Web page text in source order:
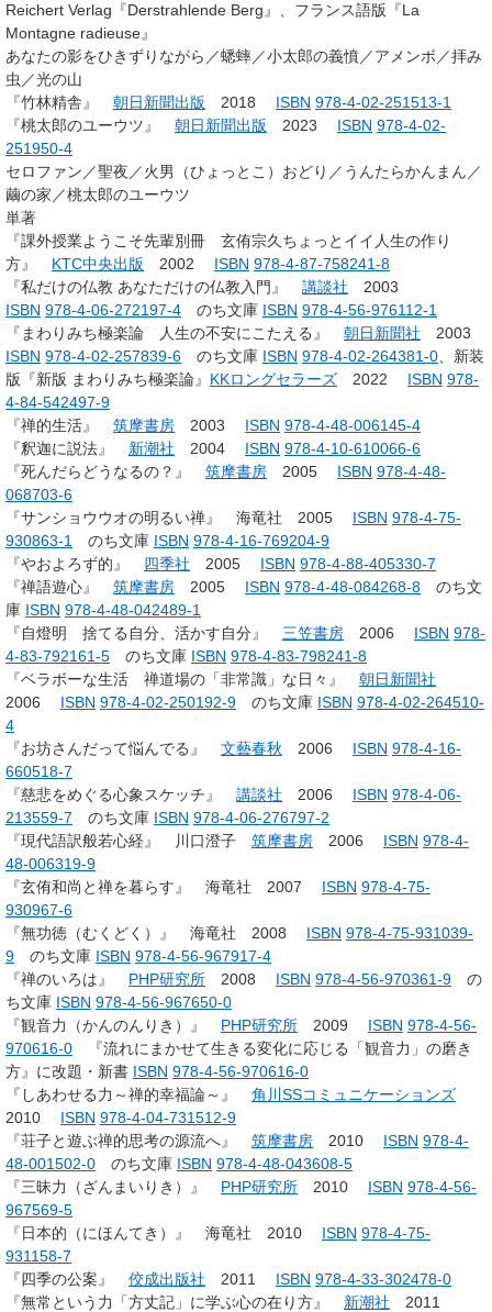
Reichert Verlag『Derstrahlende Berg』、フランス語版『La
Montagne radieuse』
あなたの影をひきずりながら／蟋蟀／小太郎の義憤／アメンボ／拝み
虫／光の山
『竹林精舎』 朝日新聞出版 2018 ISBN 978-4-02-251513-1
『桃太郎のユーウツ』 朝日新聞出版 2023 ISBN 978-4-02-
251950-4
セロファン／聖夜／火男（ひょっとこ）おどり／うんたらかんまん／
繭の家／桃太郎のユーウツ
単著
『課外授業ようこそ先輩別冊 玄侑宗久ちょっとイイ人生の作り
方』 KTC中央出版 2002 ISBN 978-4-87-758241-8
『私だけの仏教 あなただけの仏教入門』 講談社 2003
ISBN 978-4-06-272197-4 のち文庫 ISBN 978-4-56-976112-1
『まわりみち極楽論 人生の不安にこたえる』 朝日新聞社 2003
ISBN 978-4-02-257839-6 のち文庫 ISBN 978-4-02-264381-0 、新装
版『新版 まわりみち極楽論』 KKロングセラーズ 2022 ISBN 978-
4-84-542497-9
『禅的生活』 筑摩書房 2003 ISBN 978-4-48-006145-4
『釈迦に説法』 新潮社 2004 ISBN 978-4-10-610066-6
『死んだらどうなるの？』 筑摩書房 2005 ISBN 978-4-48-
068703-6
『サンショウウオの明るい禅』 海竜社 2005 ISBN 978-4-75-
930863-1
のち文庫 ISBN 978-4-16-769204-9
『やおよろず的』 四季社 2005 ISBN 978-4-88-405330-7
『禅語遊心』 筑摩書房 2005 ISBN 978-4-48-084268-8 のち文
庫 ISBN 978-4-48-042489-1
『自燈明 捨てる自分、活かす自分』 三笠書房 2006 ISBN 978-
4-83-792161-5 のち文庫 ISBN 978-4-83-798241-8
『ベラボーな生活 禅道場の「非常識」な日々』 朝日新聞社
2006 ISBN 978-4-02-250192-9 のち文庫 ISBN 978-4-02-264510-
4
『お坊さんだって悩んでる』 文藝春秋 2006 ISBN 978-4-16-
660518-7
『慈悲をめぐる心象スケッチ』 講談社 2006 ISBN 978-4-06-
213559-7 のち文庫 ISBN 978-4-06-276797-2
『現代語訳般若心経』 川口澄子 筑摩書房 2006 ISBN 978-4-
48-006319-9
『玄侑和尚と禅を暮らす』 海竜社 2007 ISBN 978-4-75-
930967-6
『無功徳（むくどく）』 海竜社 2008 ISBN 978-4-75-931039-
9 のち文庫 ISBN 978-4-56-967917-4
『禅のいろは』 PHP研究所 2008 ISBN 978-4-56-970361-9 の
ち文庫 ISBN 978-4-56-967650-0
『観音力（かんのんりき）』 PHP研究所 2009 ISBN 978-4-56-
970616-0 『流れにまかせて生きる変化に応じる「観音力」の磨き
方』に改題・新書 ISBN 978-4-56-970616-0
『しあわせる力～禅的幸福論～』 角川SSコミュニケーションズ
2010 ISBN 978-4-04-731512-9
『荘子と遊ぶ禅的思考の源流へ』 筑摩書房 2010 ISBN 978-4-
48-001502-0 のち文庫 ISBN 978-4-48-043608-5
『三昧力（ざんまいりき）』 PHP研究所 2010 ISBN 978-4-56-
967569-5
『日本的（にほんてき）』 海竜社 2010 ISBN 978-4-75-
931158-7
『四季の公案』 佼成出版社 2011 ISBN 978-4-33-302478-0
『無常という力「方丈記」に学ぶ心の在り方』 新潮社 2011